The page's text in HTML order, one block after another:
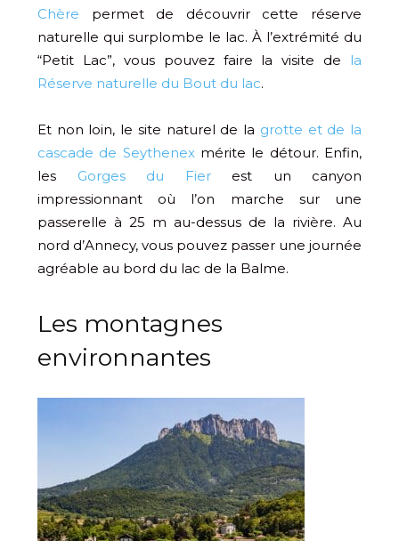
Chère permet de découvrir cette réserve
naturelle qui surplombe le lac. À l’extrémité du
“Petit Lac”, vous pouvez faire la visite de
la
Réserve naturelle du Bout du lac.
Et non loin, le site naturel de la grotte et de la
cascade de Seythenexmérite le détour. Enfin,
les Gorges du Fierest un canyon
impressionnant où l’on marche sur une
passerelle à 25 m au-dessus de la rivière. Au
nord d’Annecy, vous pouvez passer une journée
agréable au bord du lac de la Balme.
Les montagnes
environnantes